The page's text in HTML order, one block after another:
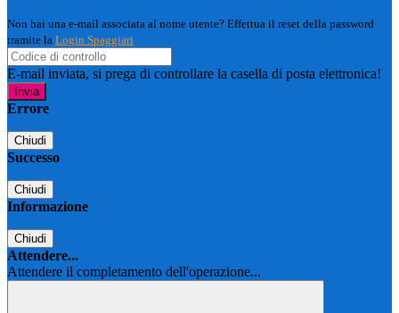
Non hai una e-mail associata al nome utente? Effettua il reset della password
tramite la Login Spaggiari
E-mail inviata, si prega di controllare la casella di posta elettronica!
Errore
Chiudi
Successo
Chiudi
Informazione
Chiudi
Attendere...
Attendere il completamento dell'operazione...